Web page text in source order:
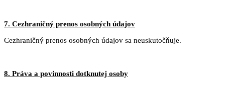
7. Cezhraničný prenos osobných údajov
Cezhraničný prenos osobných údajov sa neuskutočňuje.
8. Práva a povinnosti dotknutej osoby